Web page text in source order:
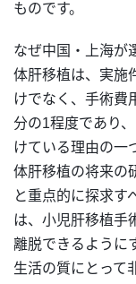
ものです。
なぜ中国・上海が
体肝移植は、実施
けでなく、手術費
分の1程度であり
けている理由の一
体肝移植の将来の
と重点的に探求す
は、小児肝移植手
離脱できるように
生活の質にとって